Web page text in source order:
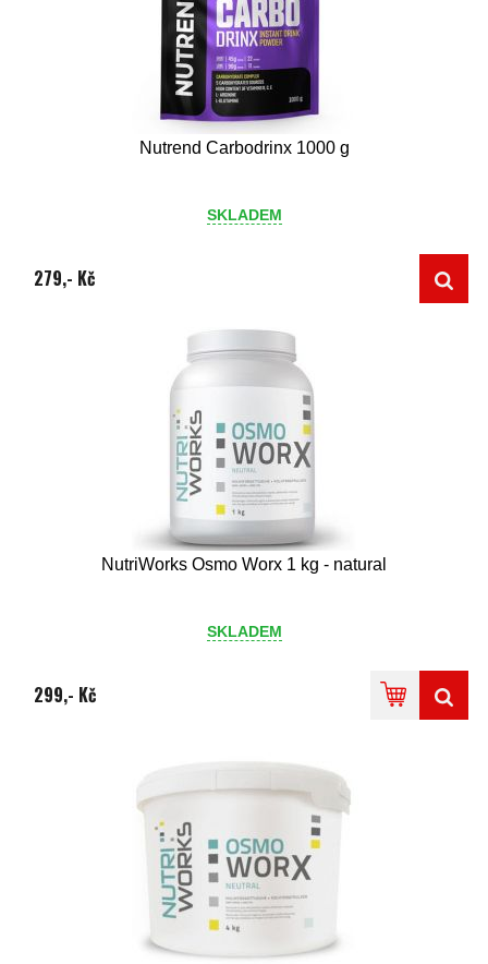
Nutrend Carbodrinx 1000 g
SKLADEM
279,- Kč
NutriWorks Osmo Worx 1 kg - natural
SKLADEM
299,- Kč